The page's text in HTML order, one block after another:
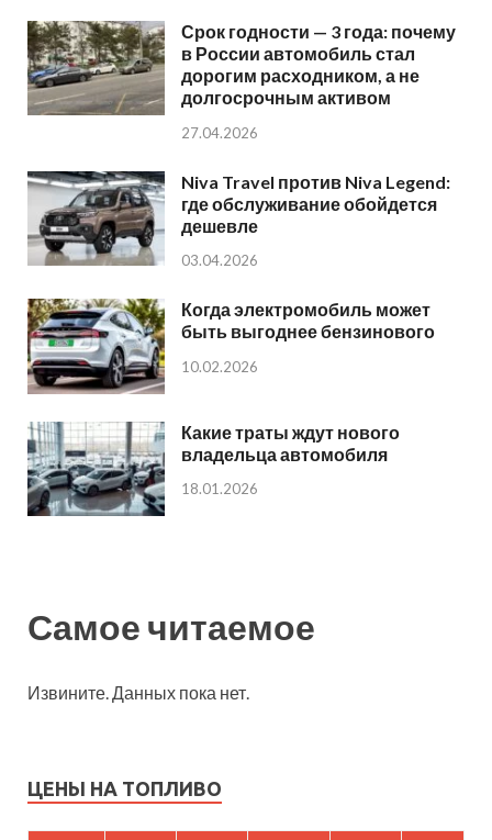
Срок годности — 3 года: почему
в России автомобиль стал
дорогим расходником, а не
долгосрочным активом
27.04.2026
Niva Travel против Niva Legend:
где обслуживание обойдется
дешевле
03.04.2026
Когда электромобиль может
быть выгоднее бензинового
10.02.2026
Какие траты ждут нового
владельца автомобиля
18.01.2026
Самое читаемое
Извините. Данных пока нет.
ЦЕНЫ НА ТОПЛИВО